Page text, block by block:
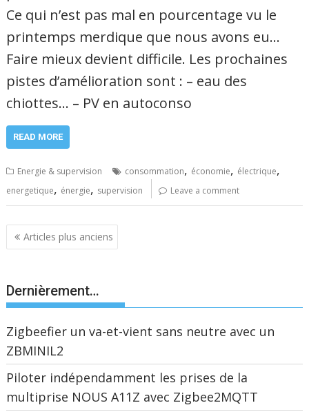
Ce qui n’est pas mal en pourcentage vu le
printemps merdique que nous avons eu…
Faire mieux devient difficile. Les prochaines
pistes d’amélioration sont : – eau des
chiottes… – PV en autoconso
READ MORE
Energie & supervision consommation, économie, électrique,
energetique, énergie, supervision Leave a comment
Navigation
articles
Articles plus anciens
Dernièrement…
Zigbeefier un va-et-vient sans neutre avec un
ZBMINIL2
Piloter indépendamment les prises de la
multiprise NOUS A11Z avec Zigbee2MQTT